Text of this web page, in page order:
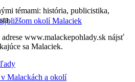
okolí Malaciek
Malackách a okolí
témami: história, publicistika,
www.malackepohlady.sk nájsť
sa Malaciek.